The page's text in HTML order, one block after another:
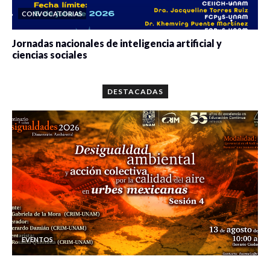
CONVOCATORIAS
Jornadas nacionales de inteligencia artificial y
ciencias sociales
DESTACADAS
EVENTOS